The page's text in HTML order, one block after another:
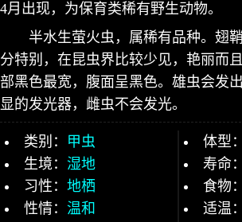
4月出现，为保育类稀有野生动物。
半水生萤火虫，属稀有品种。翅
分特别，在昆虫界比较少见，艳丽而
部黑色最宽，腹面呈黑色。雄虫会发
显的发光器，雌虫不会发光。
类别： 甲虫
生境： 湿地
习性： 地栖
性情： 温和
体型
寿命
食物
适温